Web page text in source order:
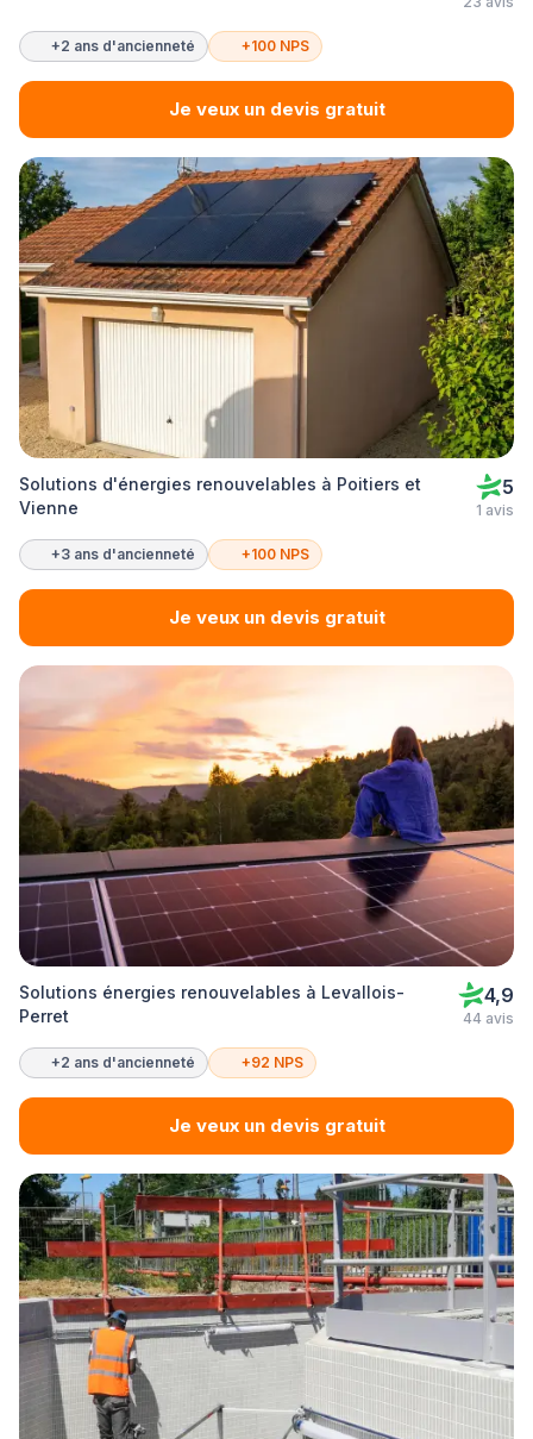
+2 ans d'ancienneté +100 NPS
Je veux un devis gratuit
Solutions d'énergies renouvelables à Poitiers et
Vienne
5
1 avis
+3 ans d'ancienneté +100 NPS
Je veux un devis gratuit
Solutions énergies renouvelables à Levallois-
Perret
4,9
44 avis
+2 ans d'ancienneté +92 NPS
Je veux un devis gratuit